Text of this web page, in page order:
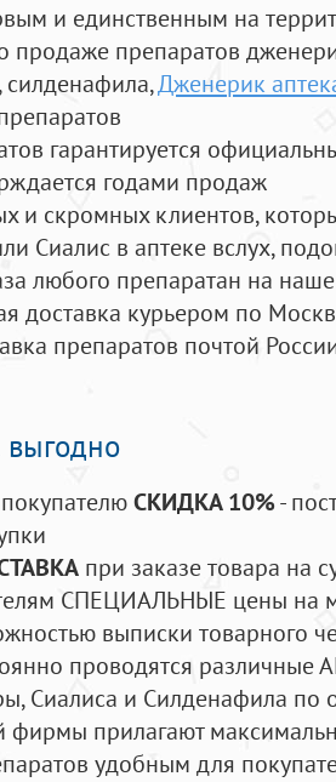
и единственным на
продаже препаратов
, силденафила,Дженерик
гарантируется
годами продаж
и скромных клиентов,
Сиалис в аптеке вслух,
любого препаратан на
доставка курьером по
препаратов почтой
выгодно
СКИДКА 10%-
при заказе товара на
СПЕЦИАЛЬНЫЕ цены на
выписки товарного
проводятся
Сиалиса и Силденафила по
фирмы прилагают
удобным для